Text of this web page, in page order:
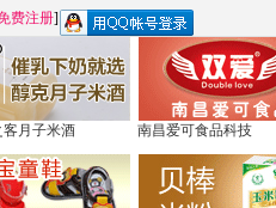
费注册]
客月子米酒 南昌爱可食品科技